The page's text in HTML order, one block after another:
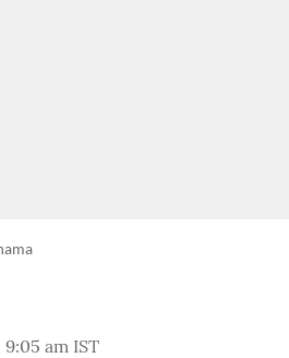
9:05 am IST